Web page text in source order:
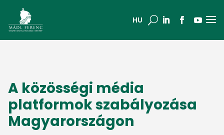
HU U a
A közösségi média
platformok szabályozása
Magyarországon